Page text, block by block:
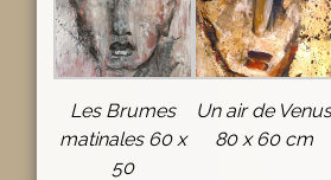
Les Brumes
matinales 60 x
50
Un air de Venus
80 x 60 cm